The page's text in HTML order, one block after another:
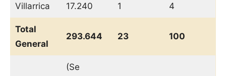
Villarrica 17.240 1 4
Total
General
293.644 23 100
(Se